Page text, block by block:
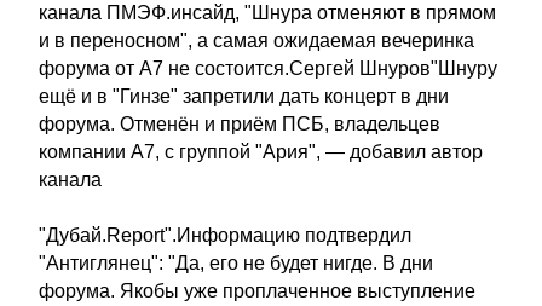
канала ПМЭФ.инсайд, "Шнура отменяют в прямом
и в переносном", а самая ожидаемая вечеринка
форума от А7 не состоится.Сергей Шнуров"Шнуру
ещё и в "Гинзе" запретили дать концерт в дни
форума. Отменён и приём ПСБ, владельцев
компании А7, с группой "Aрия", — добавил автор
канала
"Дубай.Report".Информацию подтвердил
"Антиглянец": "Да, его не будет нигде. В дни
форума. Якобы уже проплаченное выступление